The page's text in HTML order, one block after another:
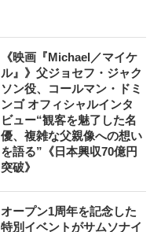
《映画『Michael／マイケ
ル』》父ジョセフ・ジャク
ソン役、コールマン・ドミ
ンゴ オフィシャルインタ
ビュー“観客を魅了した名
優、複雑な父親像への想い
を語る”《日本興収70億円
突破》
オープン1周年を記念した
特別イベントがサムソナイ